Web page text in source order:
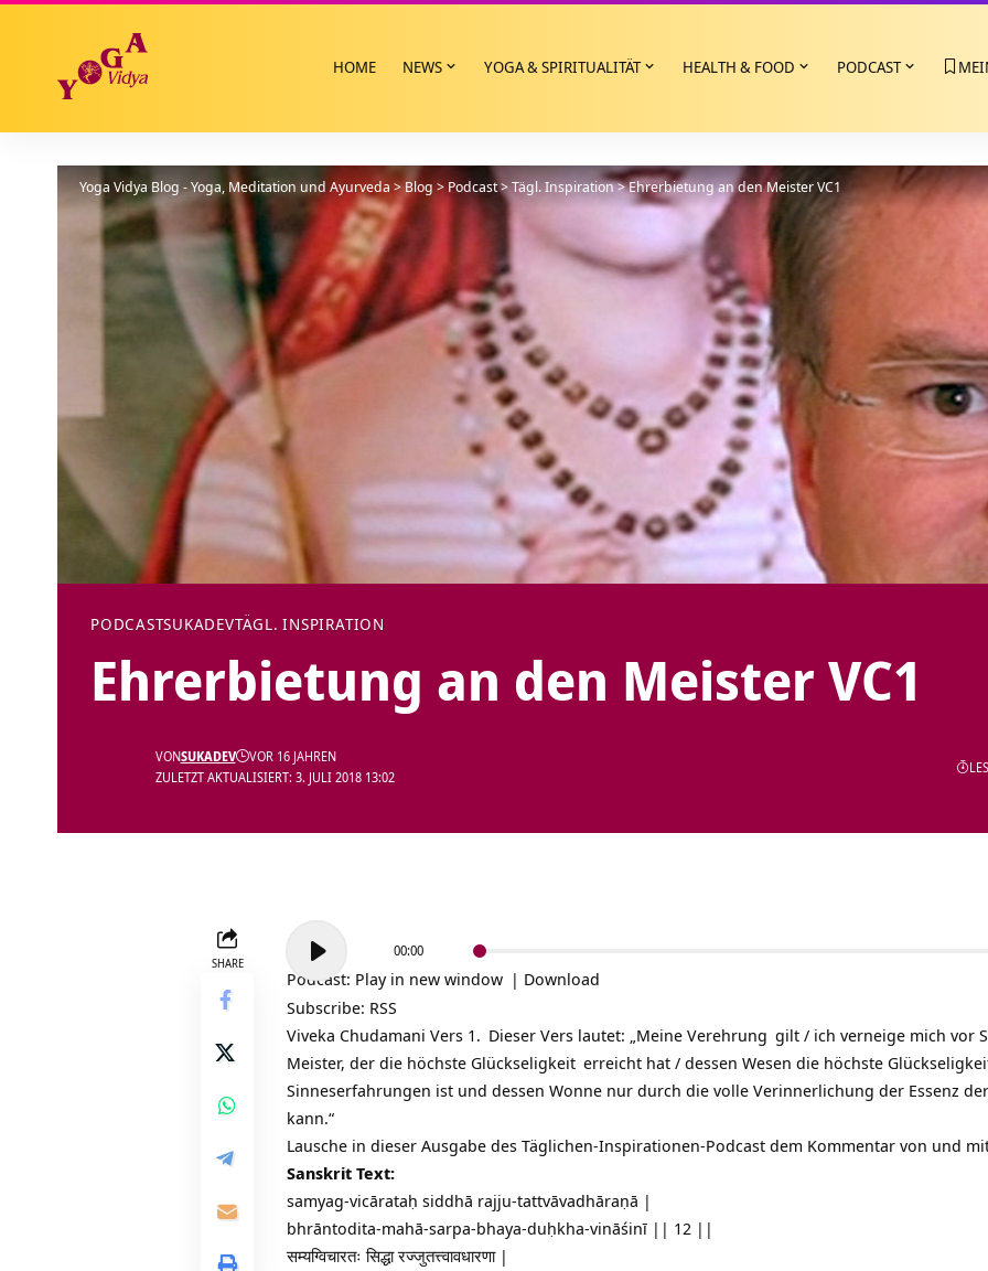
HOME NEWS YOGA & SPIRITUALITÄT HEALTH & FOOD PODCAST
Yoga Vidya Blog - Yoga, Meditation und Ayurveda>Blog>Podcast>Tägl. Inspiration>Ehrerbietung an den Meister VC1
PODCASTSUKADEVTÄGL. INSPIRATION
Ehrerbietung an den Meister VC1
ZULETZT AKTUALISIERT: 3. JULI 2018 13:02
VONSUKADEV VOR 16 JAHREN
SHARE
Player
00:00
Podcast: Play in new window | Download
Subscribe: RSS
Viveka Chudamani Vers 1. Dieser Vers lautet: „Meine Verehrung gilt / ich verneige mich vor
Meister, der die höchste Glückseligkeit erreicht hat / dessen Wesen die höchste
Sinneserfahrungen ist und dessen Wonne nur durch die volle Verinnerlichung der Essenz
kann.“
Lausche in dieser Ausgabe des Täglichen-Inspirationen-Podcast dem Kommentar von und
Sanskrit Text:
samyag-vicārataḥ siddhā rajju-tattvāvadhāraṇā |
bhrāntodita-mahā-sarpa-bhaya-duḥkha-vināśinī || 12 ||
सम्यग्विचारतः सिद्धा रज्जुतत्त्वावधारणा |